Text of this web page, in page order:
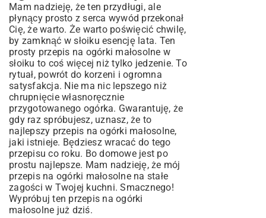
Mam nadzieję, że ten przydługi, ale
płynący prosto z serca wywód przekonał
Cię, że warto. Że warto poświęcić chwilę,
by zamknąć w słoiku esencję lata. Ten
prosty przepis na ogórki małosolne w
słoiku to coś więcej niż tylko jedzenie. To
rytuał, powrót do korzeni i ogromna
satysfakcja. Nie ma nic lepszego niż
chrupnięcie własnoręcznie
przygotowanego ogórka. Gwarantuję, że
gdy raz spróbujesz, uznasz, że to
najlepszy przepis na ogórki małosolne,
jaki istnieje. Będziesz wracać do tego
przepisu co roku. Bo domowe jest po
prostu najlepsze. Mam nadzieję, że mój
przepis na ogórki małosolne na stałe
zagości w Twojej kuchni. Smacznego!
Wypróbuj ten przepis na ogórki
małosolne już dziś.